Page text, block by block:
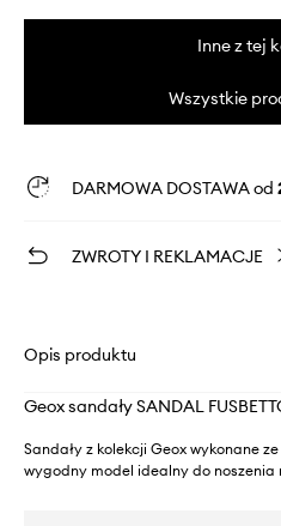
Inne z tej
Wszystkie
DARMOWA DOSTAWA od
ZWROTY I REKLAMACJE
Opis produktu
Geox sandały SANDAL
Sandały z kolekcji Geox wykonane
wygodny model idealny do noszenia